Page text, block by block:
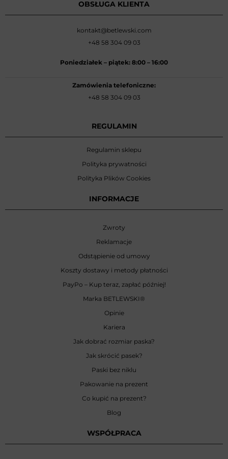
OBSŁUGA KLIENTA
kontakt@betlewski.com
+48 58 304 09 03
Poniedziałek – piątek: 8:00 – 16:00
Zamówienia telefoniczne:
+48 58 304 09 03
REGULAMIN
Regulamin sklepu
Polityka prywatności
Polityka Plików Cookies
INFORMACJE
Zwroty
Reklamacje
Odstąpienie od umowy
Koszty dostawy i metody płatności
PayPo – Kup teraz, zapłać później!
Marka BETLEWSKI®
Opinie
Kariera
Jak dobrać rozmiar paska?
Jak skrócić pasek?
Paski bez niklu
Pakowanie na prezent
Co kupić na prezent?
Blog
WSPÓŁPRACA